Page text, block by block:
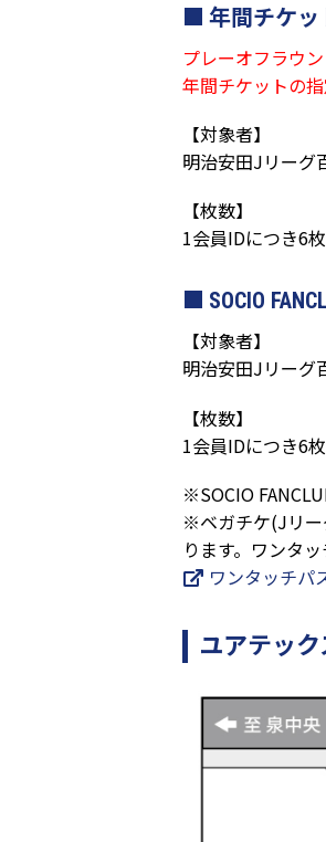
年間チケッ
プレーオフラウ
年間チケットの
【対象者】
明治安田Jリーグ
【枚数】
1会員IDにつき6
SOCIO
【対象者】
明治安田Jリーグ
【枚数】
1会員IDにつき6
※SOCIO
※ベガチケ(Jリー
ります。ワンタ
ワンタッチパ
ユアテッ